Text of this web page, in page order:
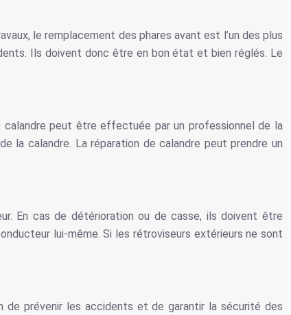
le remplacement des phares avant est l’un des plus
Ils doivent donc être en bon état et bien réglés. Le
calandre peut être effectuée par un professionnel de la
la calandre. La réparation de calandre peut prendre un
En cas de détérioration ou de casse, ils doivent être
lui-même. Si les rétroviseurs extérieurs ne sont
de prévenir les accidents et de garantir la sécurité des